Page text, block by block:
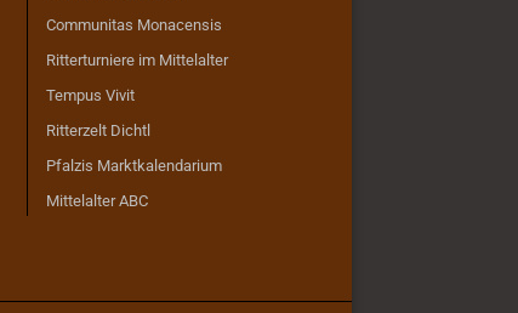
Communitas Monacensis
Ritterturniere im Mittelalter
Tempus Vivit
Ritterzelt Dichtl
Pfalzis Marktkalendarium
Mittelalter ABC